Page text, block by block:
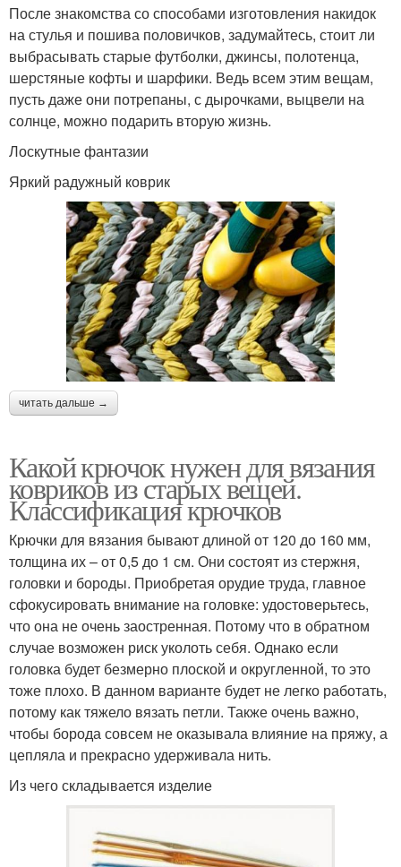
После знакомства со способами изготовления накидок
на стулья и пошива половичков, задумайтесь, стоит ли
выбрасывать старые футболки, джинсы, полотенца,
шерстяные кофты и шарфики. Ведь всем этим вещам,
пусть даже они потрепаны, с дырочками, выцвели на
солнце, можно подарить вторую жизнь.
Лоскутные фантазии
Яркий радужный коврик
читать дальше →
Какой крючок нужен для вязания
ковриков из старых вещей.
Классификация крючков
Крючки для вязания бывают длиной от 120 до 160 мм,
толщина их – от 0,5 до 1 см. Они состоят из стержня,
головки и бороды. Приобретая орудие труда, главное
сфокусировать внимание на головке: удостоверьтесь,
что она не очень заостренная. Потому что в обратном
случае возможен риск уколоть себя. Однако если
головка будет безмерно плоской и округленной, то это
тоже плохо. В данном варианте будет не легко работать,
потому как тяжело вязать петли. Также очень важно,
чтобы борода совсем не оказывала влияние на пряжу, а
цепляла и прекрасно удерживала нить.
Из чего складывается изделие